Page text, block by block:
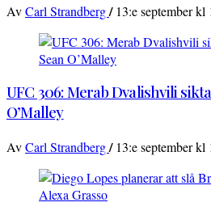
AvCarl Strandberg/ 13:e september kl
UFC 306: Merab Dvalishvili
O’Malley
AvCarl Strandberg/ 13:e september kl